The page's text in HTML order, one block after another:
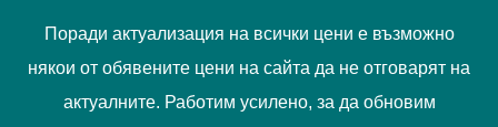
Поради актуализация на всички цени е възможно
някои от обявените цени на сайта да не отговарят на
актуалните. Работим усилено, за да обновим
Прочетох и приемам Политиката за поверителност